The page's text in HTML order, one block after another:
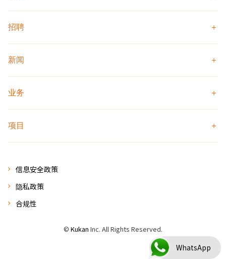
招聘
新闻
业务
项目
信息安全政策
隐私政策
合规性
© Kukan Inc. All Rights Reserved.
WhatsApp